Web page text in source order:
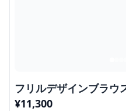
フリルデザインブラウ
¥11,300